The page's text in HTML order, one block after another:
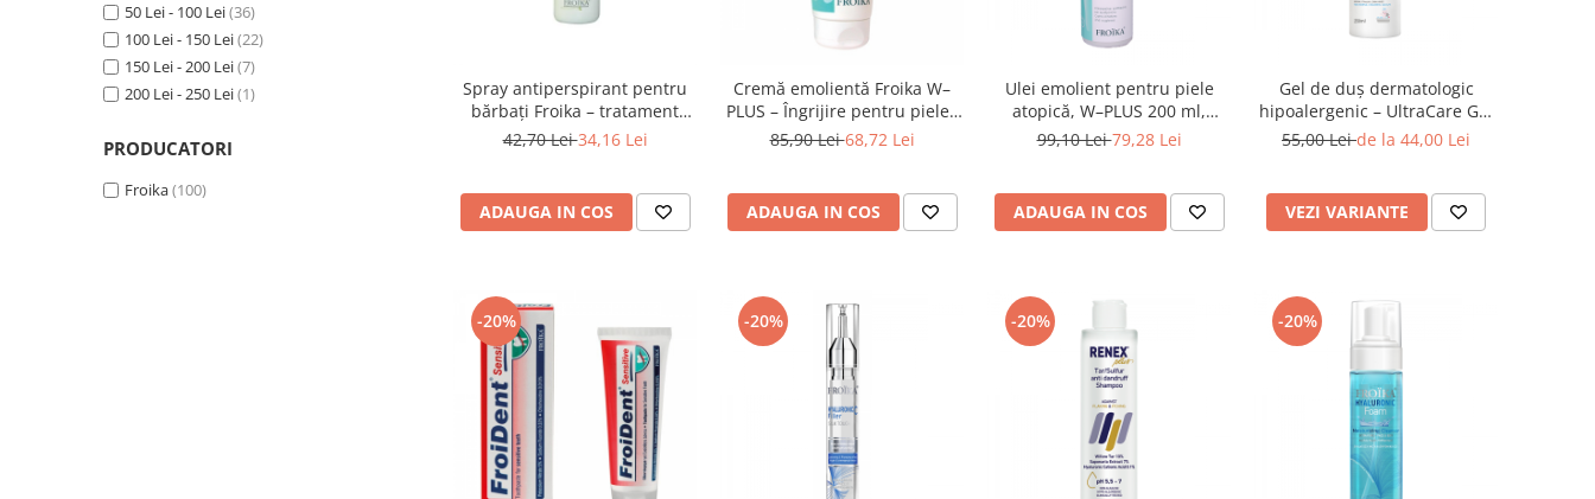
50 Lei - 100 Lei(36)
100 Lei - 150 Lei(22)
150 Lei - 200 Lei(7)
200 Lei - 250 Lei(1)
PRODUCATORI
Froika(100)
Spray antiperspirant pentru
bărbați Froika – tratament
pentru hiperhidroză și
42,70 Lei34,16 Lei
ADAUGA IN COS
Cremă emolientă Froika W–
PLUS – Îngrijire pentru pielea
atopică
85,90 Lei68,72 Lei
ADAUGA IN COS
Ulei emolient pentru piele
atopică, W–PLUS 200 ml,
Froika
99,10 Lei79,28 Lei
ADAUGA IN COS
Gel de duș dermatologic
hipoalergenic – UltraCare Gel
Wash Froika
55,00 Leide la 44,00 Lei
VEZI VARIANTE
-20% -20% -20% -20%